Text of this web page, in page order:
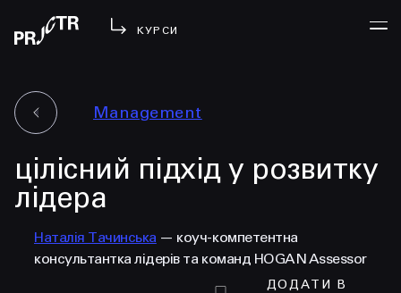
КУРСИ
МЕНЮ
у проджі
бібліотека
менторство
lezo
УВІЙТИ
Management
цілісний підхід у розвитку
лідера
Наталія Тачинська — коуч-компетентна
консультантка лідерів та команд HOGAN Assessor
ДОДАТИ В